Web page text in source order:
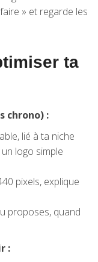
» et regarde les
ta
chrono) :
lié à ta niche
logo simple
pixels, explique
proposes, quand
: